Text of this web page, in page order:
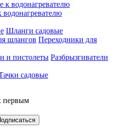
Шланги садовые
Переходники для
Разбрызгиватели
садовые
первым